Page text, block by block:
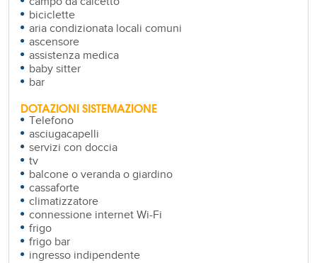
biciclette
aria condizionata locali comuni
ascensore
assistenza medica
baby sitter
bar
DOTAZIONI SISTEMAZIONE
Telefono
asciugacapelli
servizi con doccia
tv
balcone o veranda o giardino
cassaforte
climatizzatore
connessione internet Wi-Fi
frigo
frigo bar
ingresso indipendente